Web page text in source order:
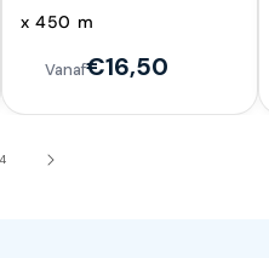
x 450 m
Vanaf€16,50
4